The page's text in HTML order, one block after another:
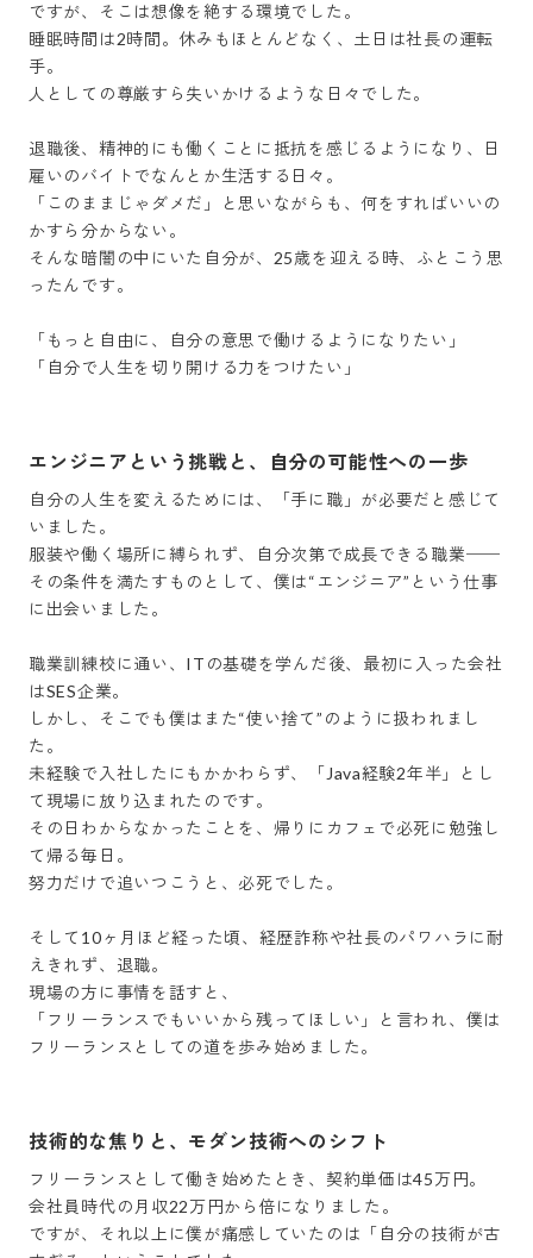
ですが、そこは想像を絶する環境でした。
睡眠時間は2時間。休みもほとんどなく、土日は社長の運転
手。
人としての尊厳すら失いかけるような日々でした。
退職後、精神的にも働くことに抵抗を感じるようになり、日
雇いのバイトでなんとか生活する日々。
「このままじゃダメだ」と思いながらも、何をすればいいの
かすら分からない。
そんな暗闇の中にいた自分が、25歳を迎える時、ふとこう思
ったんです。
「もっと自由に、自分の意思で働けるようになりたい」
「自分で人生を切り開ける力をつけたい」
エンジニアという挑戦と、自分の可能性への一歩
自分の人生を変えるためには、「手に職」が必要だと感じて
いました。
服装や働く場所に縛られず、自分次第で成長できる職業──
その条件を満たすものとして、僕は“エンジニア”という仕事
に出会いました。
職業訓練校に通い、ITの基礎を学んだ後、最初に入った会社
はSES企業。
しかし、そこでも僕はまた“使い捨て”のように扱われまし
た。
未経験で入社したにもかかわらず、「Java経験2年半」とし
て現場に放り込まれたのです。
その日わからなかったことを、帰りにカフェで必死に勉強し
て帰る毎日。
努力だけで追いつこうと、必死でした。
そして10ヶ月ほど経った頃、経歴詐称や社長のパワハラに耐
えきれず、退職。
現場の方に事情を話すと、
「フリーランスでもいいから残ってほしい」と言われ、僕は
フリーランスとしての道を歩み始めました。
技術的な焦りと、モダン技術へのシフト
フリーランスとして働き始めたとき、契約単価は45万円。
会社員時代の月収22万円から倍になりました。
ですが、それ以上に僕が痛感していたのは「自分の技術が古